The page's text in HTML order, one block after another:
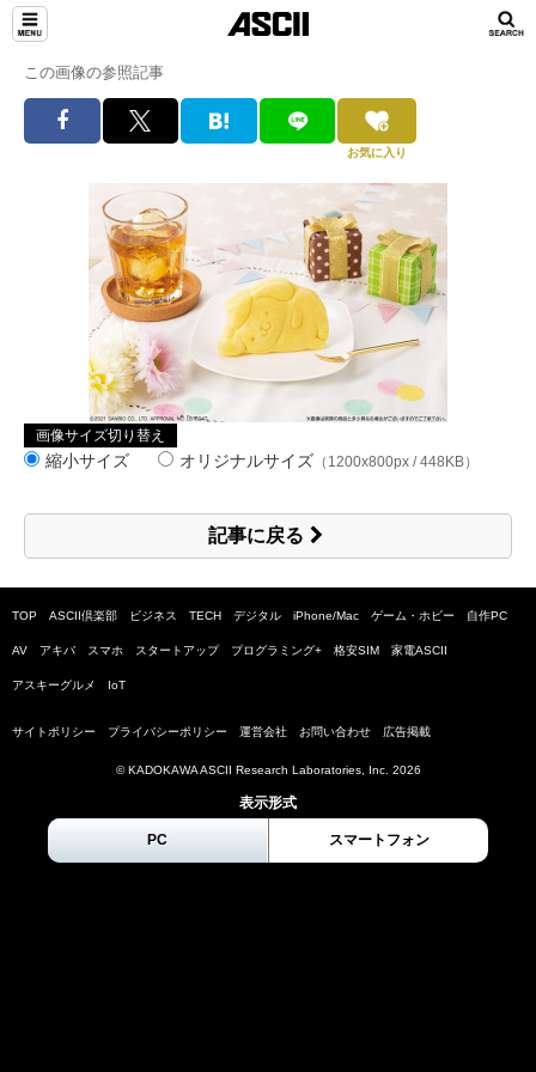
この画像の参照記事
お気に入り
画像サイズ切り替え
縮小サイズ オリジナルサイズ （1200x800px / 448KB）
記事に戻る
TOP ASCII倶楽部 ビジネス TECH デジタル iPhone/Mac ゲーム・ホビー 自作PC
AV アキバ スマホ スタートアップ プログラミング+ 格安SIM 家電ASCII
アスキーグルメ IoT
サイトポリシー プライバシーポリシー 運営会社 お問い合わせ 広告掲載
© KADOKAWA ASCII Research Laboratories, Inc. 2026
表示形式
PC スマートフォン